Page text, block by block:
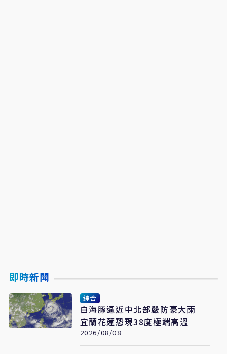
即時新聞
綜合
白海豚逼近中北部嚴防豪大雨
宜蘭花蓮恐現38度極端高溫
2026/08/08